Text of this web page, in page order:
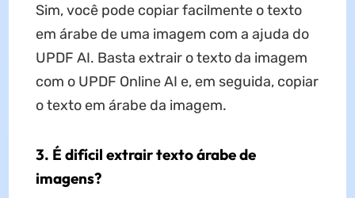
Sim, você pode copiar facilmente o texto
em árabe de uma imagem com a ajuda do
UPDF AI. Basta extrair o texto da imagem
com o UPDF Online AI e, em seguida, copiar
o texto em árabe da imagem.
3. É difícil extrair texto árabe de
imagens?